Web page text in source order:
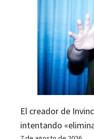
El creador de
intentando